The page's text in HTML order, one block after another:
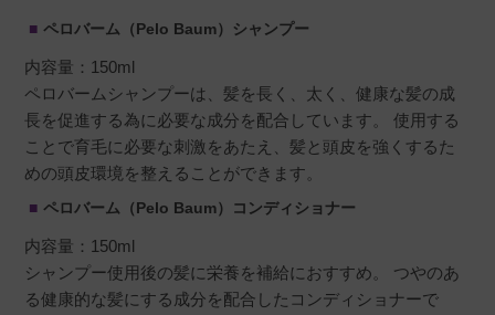
ペロバーム（Pelo Baum）シャンプー
内容量：150ml
ペロバームシャンプーは、髪を長く、太く、健康な髪の成
長を促進する為に必要な成分を配合しています。 使用する
ことで育毛に必要な刺激をあたえ、髪と頭皮を強くするた
めの頭皮環境を整えることができます。
ペロバーム（Pelo Baum）コンディショナー
内容量：150ml
シャンプー使用後の髪に栄養を補給におすすめ。 つやのあ
る健康的な髪にする成分を配合したコンディショナーで